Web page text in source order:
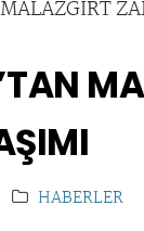
HABERLER